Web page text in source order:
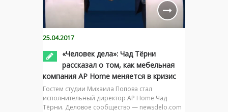
25.04.2017
«Человек дела»: Чад Тёрни
рассказал о том, как мебельная
компания AP Home меняется в кризис
Гостем студии Михаила Попова стал
исполнительный директор AP Home Чад
Тёрни. Деловое сообщество — newsdelo.com